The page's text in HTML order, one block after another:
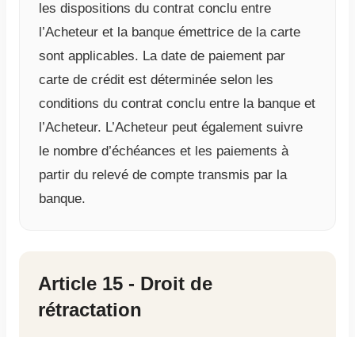
les dispositions du contrat conclu entre
l’Acheteur et la banque émettrice de la carte
sont applicables. La date de paiement par
carte de crédit est déterminée selon les
conditions du contrat conclu entre la banque et
l’Acheteur. L’Acheteur peut également suivre
le nombre d’échéances et les paiements à
partir du relevé de compte transmis par la
banque.
Article 15 - Droit de
rétractation